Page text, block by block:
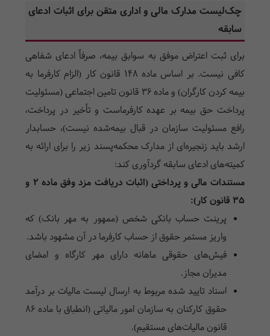
چک‌لیست مدارک مالی و اداری متقن برای اثبات ادعای
سابقه
برای ثبت اعتراض موفق به سوابق بیمه، صرفاً ادعای شفاهی
کافی نیست. بر اساس ماده ۱۴۸ قانون کار (الزام کارفرما به
بیمه کردن کارگران) و ماده ۳۶ قانون تامین اجتماعی (مسئولیت
پرداخت حق بیمه بر عهده کارفرماست و تأخیر در پرداخت،
رافع مسئولیت سازمان در قبال بیمه‌شده نیست)، حسابدار
ارشد باید زنجیره‌ای از مدارک محکمه‌پسند زیر را برای ارائه به
کمیته‌های ادعای سابقه گردآوری کند:
مستندات مالی و پرداختی (اثبات دریافت مزد وفق ماده ۲ و
۳۵ قانون کار):
پرینت حساب بانکی شخص (ممهور به مهر بانک) که
واریز مستمر حقوق از حساب کارفرما در آن مشهود باشد.
فیش‌های حقوقی ماهانه دارای مهر کارگاه و امضای
مدیران مجاز.
اسناد تایید شده مربوط به ارسال لیست مالیات بر درآمد
حقوق کارکنان به سازمان امور مالیاتی (انطباق با ماده ۸۶
قانون مالیات‌های مستقیم).